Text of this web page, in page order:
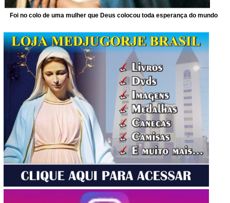
Foi no colo de uma mulher que Deus colocou toda esperança do mundo